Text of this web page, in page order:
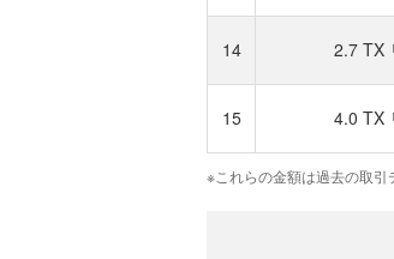
14 2.7 TX
15 4.0 TX
※これらの金額は過去の取引